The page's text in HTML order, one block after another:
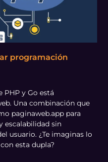
programación
y Go está
Una combinación que
paginaweb.app para
escalabilidad sin
usuario. ¿Te imaginas lo
esta dupla?